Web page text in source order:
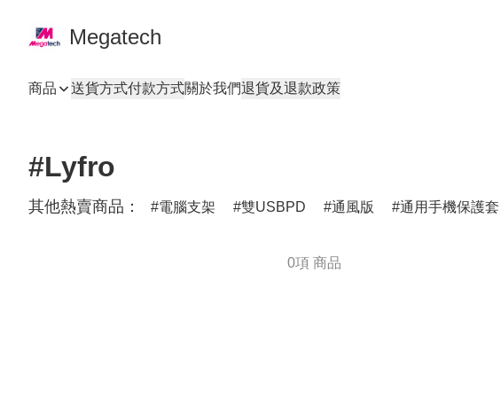
Megatech
商品 送貨方式付款方式關於我們退貨及退款政策
#Lyfro
其他熱賣商品： 電腦支架 雙USBPD 通風版 通用手機保護套
0項 商品